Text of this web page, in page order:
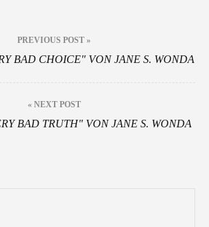
PREVIOUS POST »
BAD CHOICE" VON JANE S. WONDA
« NEXT POST
BAD TRUTH" VON JANE S. WONDA